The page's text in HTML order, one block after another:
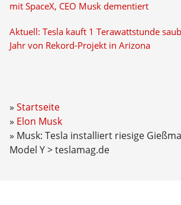
mit SpaceX, CEO Musk dementiert
Aktuell: Tesla kauft 1 Terawattstunde
Jahr von Rekord-Projekt in Arizona
Startseite
Elon Musk
Musk: Tesla installiert riesige
Model Y > teslamag.de